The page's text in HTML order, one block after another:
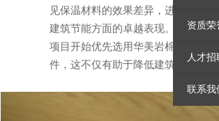
资质荣
人才招
联系我
见保温材料的效果差异，进一步证明
建筑节能方面的卓越表现。在实际应
项目开始优先选用华美岩棉板作为外
件，这不仅有助于降低建筑整体能耗
严格的